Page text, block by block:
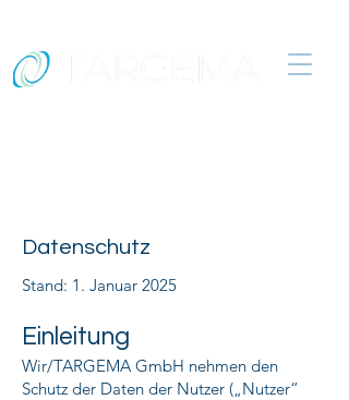
Datenschutz
Stand: 1. Januar 2025
Einleitung
Wir/TARGEMA GmbH nehmen den
Schutz der Daten der Nutzer („Nutzer“